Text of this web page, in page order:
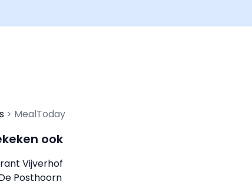
MealToday
ook
Vijverhof
Posthoorn